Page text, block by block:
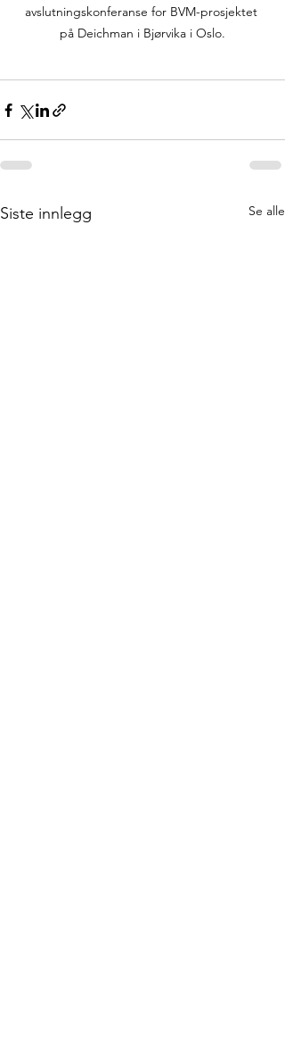
avslutningskonferanse for BVM-prosjektet
på Deichman i Bjørvika i Oslo.
Siste innlegg Se alle